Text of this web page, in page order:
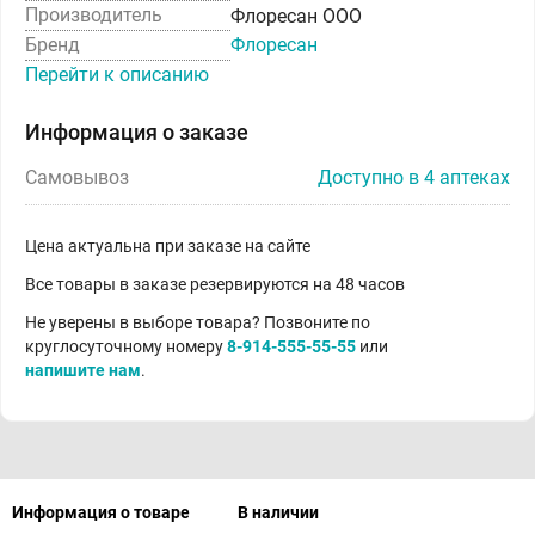
Производитель
Флоресан ООО
Бренд
Флоресан
Перейти к описанию
Информация о заказе
Самовывоз Доступно в 4 аптеках
Цена актуальна при заказе на сайте
Все товары в заказе резервируются на 48 часов
Не уверены в выборе товара? Позвоните по
круглосуточному номеру8-914-555-55-55 или
напишите нам.
Информация о товаре В наличии